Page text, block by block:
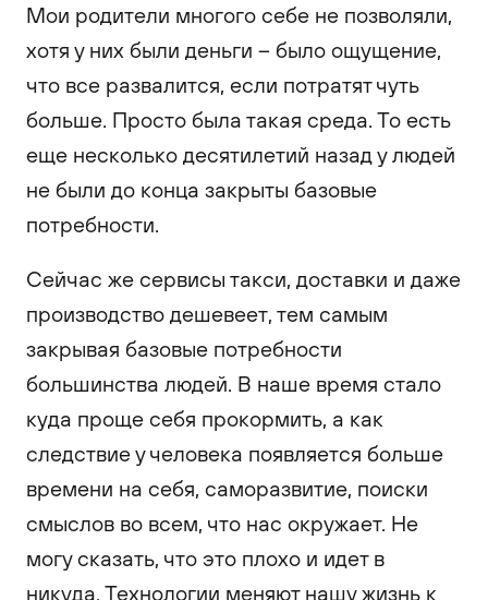
Мои родители многого себе не позволяли,
хотя у них были деньги – было ощущение,
что все развалится, если потратят чуть
больше. Просто была такая среда. То есть
еще несколько десятилетий назад у людей
не были до конца закрыты базовые
потребности.
Сейчас же сервисы такси, доставки и даже
производство дешевеет, тем самым
закрывая базовые потребности
большинства людей. В наше время стало
куда проще себя прокормить, а как
следствие у человека появляется больше
времени на себя, саморазвитие, поиски
смыслов во всем, что нас окружает. Не
могу сказать, что это плохо и идет в
никуда. Технологии меняют нашу жизнь к